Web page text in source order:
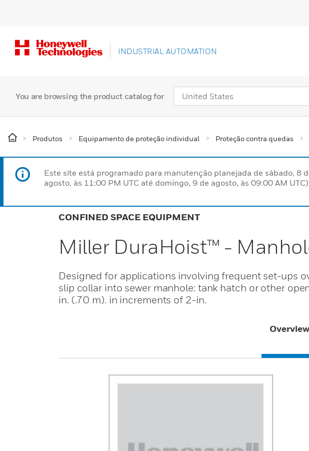
INDUSTRIAL AUTOMATION
You are browsing the product catalog for
Produtos Equipamento de proteção individual Proteção contra quedas
Este site está programado para manutenção planejada de sábado, 8
agosto, às 11:00 PM UTC até domingo, 9 de agosto, às 09:00 AM
CONFINED SPACE EQUIPMENT
Miller DuraHoist™ -
Designed for applications involving frequent set-ups
slip collar into sewer manhole: tank hatch or other
in. (.70 m). in increments of 2-in.
Overview